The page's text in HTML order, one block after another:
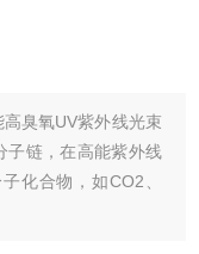
臭氧UV紫外线光束
子链，在高能紫外线
化合物，如CO2、